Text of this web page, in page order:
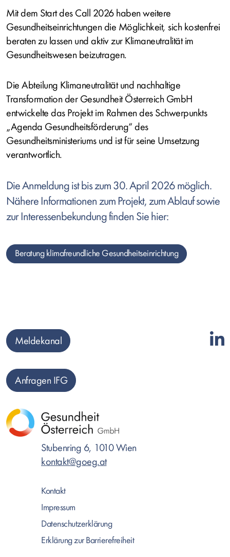
Mit dem Start des Call 2026 haben weitere
Gesundheitseinrichtungen die Möglichkeit, sich kostenfrei
beraten zu lassen und aktiv zur Klimaneutralität im
Gesundheitswesen beizutragen.
Die Abteilung Klimaneutralität und nachhaltige
Transformation der Gesundheit Österreich GmbH
entwickelte das Projekt im Rahmen des Schwerpunkts
„Agenda Gesundheitsförderung“ des
Gesundheitsministeriums und ist für seine Umsetzung
verantwortlich.
Die Anmeldung ist bis zum 30. April 2026 möglich.
Nähere Informationen zum Projekt, zum Ablauf sowie
zur Interessenbekundung finden Sie hier:
Beratung klimafreundliche Gesundheitseinrichtung
Stubenring 6, 1010 Wien
kontakt@goeg.at
Kontakt
Impressum
Datenschutzerklärung
Erklärung zur Barrierefreiheit
Meldekanal
Anfragen IFG